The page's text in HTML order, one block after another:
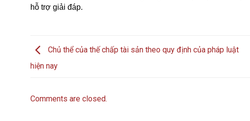
hỗ trợ giải đáp.
Chủ thể của thế chấp tài sản theo quy định của pháp luật
hiện nay
Comments are closed.